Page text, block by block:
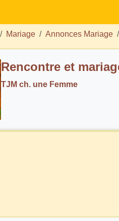
Mariage Annonces Mariage
Rencontre et
TJM ch. une Femme